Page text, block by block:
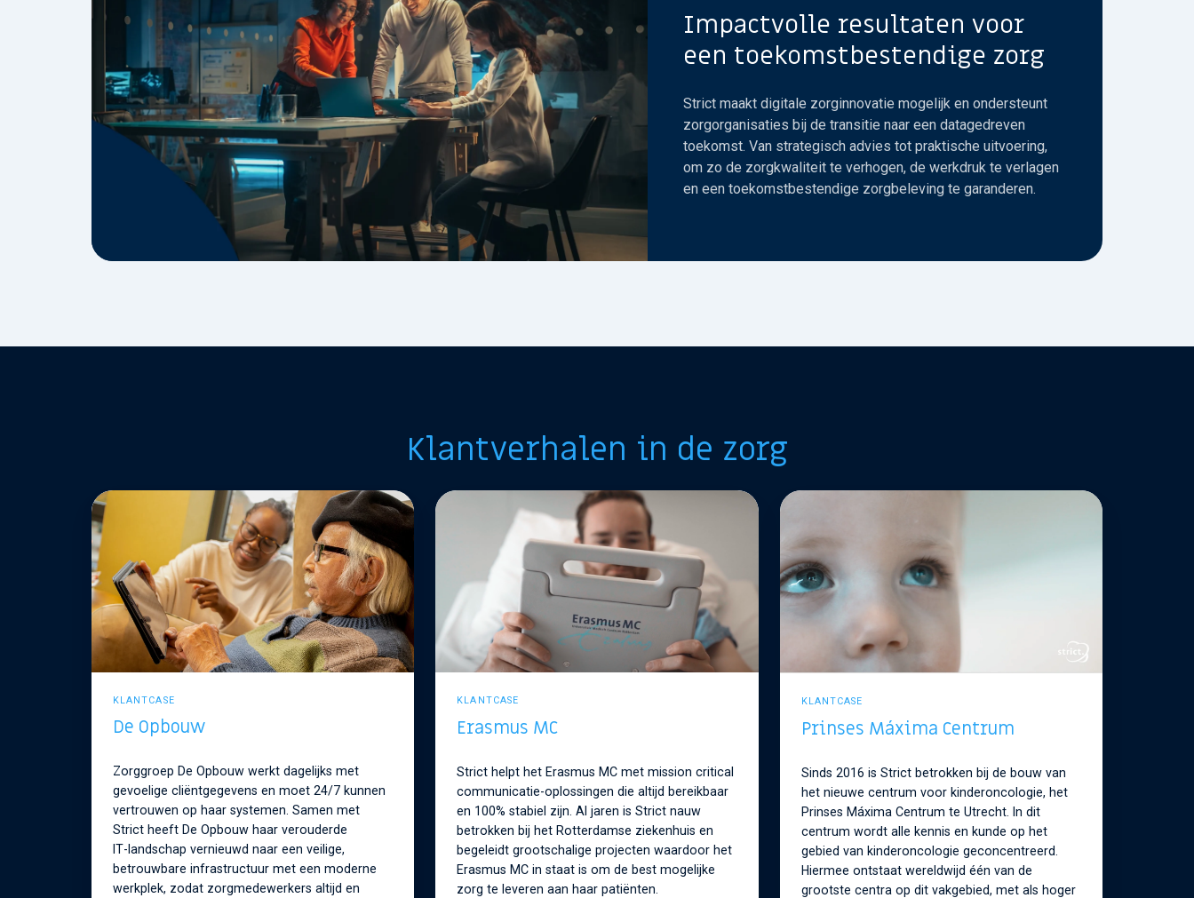
Impactvolle resultaten voor
een toekomstbestendige zorg
Strict maakt digitale zorginnovatie mogelijk en ondersteunt
zorgorganisaties bij de transitie naar een datagedreven
toekomst. Van strategisch advies tot praktische uitvoering,
om zo de zorgkwaliteit te verhogen, de werkdruk te verlagen
en een toekomstbestendige zorgbeleving te garanderen.
Klantverhalen in de zorg
De
Opbouw
KLANTCASE
De Opbouw
Zorggroep De Opbouw werkt dagelijks met
gevoelige cliëntgegevens en moet 24/7 kunnen
vertrouwen op haar systemen. Samen met
Strict heeft De Opbouw haar verouderde
IT‑landschap vernieuwd naar een veilige,
betrouwbare infrastructuur met een moderne
werkplek, zodat zorgmedewerkers altijd en
Erasmus
KLANTCASE
Erasmus MC
Strict helpt het Erasmus MC met mission critical
communicatie-oplossingen die altijd bereikbaar
en 100% stabiel zijn. Al jaren is Strict nauw
betrokken bij het Rotterdamse ziekenhuis en
begeleidt grootschalige projecten waardoor het
Erasmus MC in staat is om de best mogelijke
zorg te leveren aan haar patiënten.
Prinses
Centrum
KLANTCASE
Prinses Máxima Centrum
Sinds 2016 is Strict betrokken bij de bouw van
het nieuwe centrum voor kinderoncologie, het
Prinses Máxima Centrum te Utrecht. In dit
centrum wordt alle kennis en kunde op het
gebied van kinderoncologie geconcentreerd.
Hiermee ontstaat wereldwijd één van de
grootste centra op dit vakgebied, met als hoger